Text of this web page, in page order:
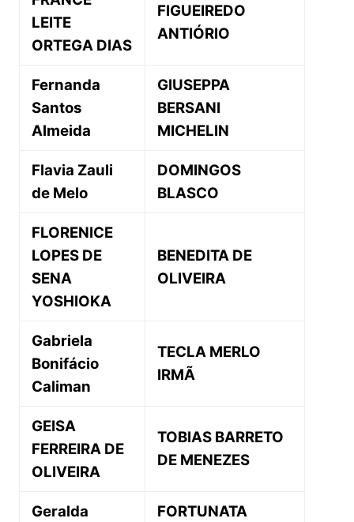
LEITE
ORTEGA DIAS
FIGUEIREDO
ANTIÓRIO
Fernanda
Santos
Almeida
GIUSEPPA
BERSANI
MICHELIN
Flavia Zauli
de Melo
DOMINGOS
BLASCO
FLORENICE
LOPES DE
SENA
YOSHIOKA
BENEDITA DE
OLIVEIRA
Gabriela
Bonifácio
Caliman
TECLA MERLO
IRMÃ
GEISA
FERREIRA DE
OLIVEIRA
TOBIAS BARRETO
DE MENEZES
Geralda
FORTUNATA